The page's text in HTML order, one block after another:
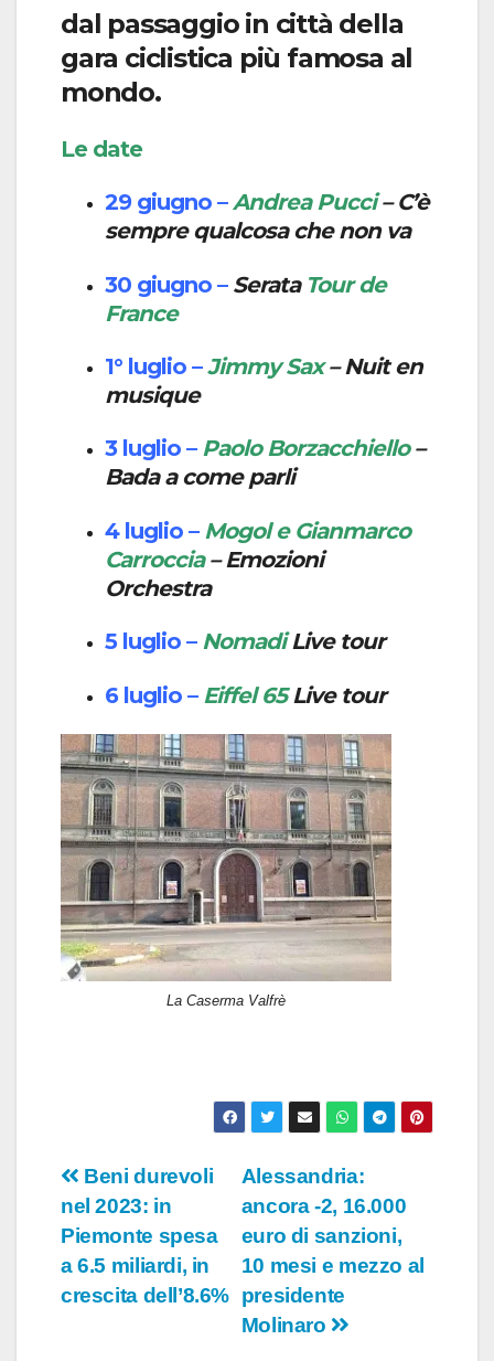
dal passaggio in città della
gara ciclistica più famosa al
mondo.
Le date
29 giugno – Andrea Pucci– C’è
sempre qualcosa che non va
30 giugno – Serata Tour de
France
1° luglio – Jimmy Sax– Nuit en
musique
3 luglio – Paolo Borzacchiello–
Bada a come parli
4 luglio – Mogol e Gianmarco
Carroccia– Emozioni
Orchestra
5 luglio – NomadiLive tour
6 luglio – Eiffel 65Live tour
La Caserma Valfrè
Navigazione
articoli
Alessandria:
ancora -2, 16.000
euro di sanzioni,
10 mesi e mezzo al
presidente
Molinaro
Beni durevoli
nel 2023: in
Piemonte spesa
a 6.5 miliardi, in
crescita dell’8.6%